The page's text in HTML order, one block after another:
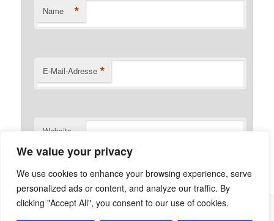
We value your privacy
We use cookies to enhance your browsing experience, serve
personalized ads or content, and analyze our traffic. By
clicking "Accept All", you consent to our use of cookies.
Name *
E-Mail-Adresse *
Website